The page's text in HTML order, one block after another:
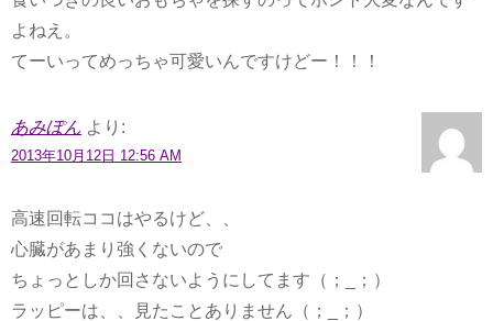
よねえ。
てーいってめっちゃ可愛いんですけどー！！！
あみぽん より:
2013年10月12日 12:56 AM
高速回転ココはやるけど、、
心臓があまり強くないので
ちょっとしか回さないようにしてます（；_；）
ラッピーは、、見たことありません（；_；）